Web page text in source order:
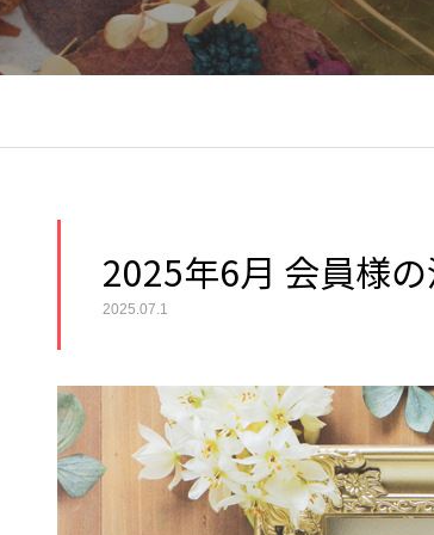
2025年6月 会員様
2025.07.1